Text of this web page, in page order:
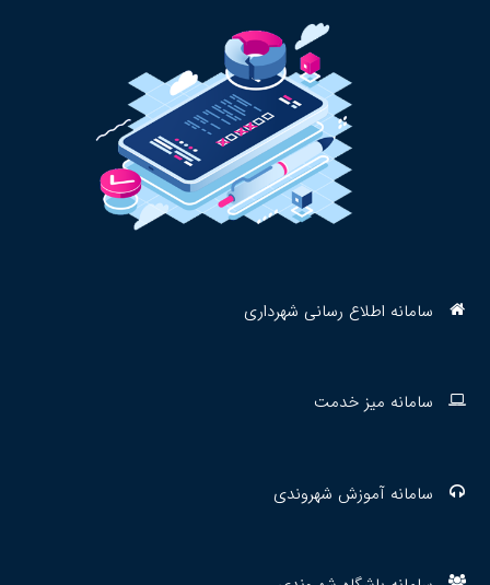
سامانه اطلاع رسانی شهرداری
سامانه میز خدمت
سامانه آموزش شهروندی